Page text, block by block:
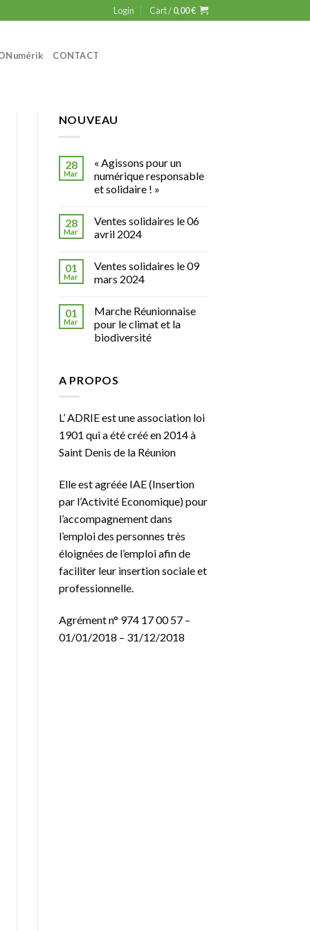
Login Cart /0,00€
umérik CONTACT
NOUVEAU
28
Mar
« Agissons pour un
numérique responsable
et solidaire ! »
28
Mar
Ventes solidaires le 06
avril 2024
01
Mar
Ventes solidaires le 09
mars 2024
01
Mar
Marche Réunionnaise
pour le climat et la
biodiversité
A PROPOS
L’ ADRIE est une association loi
1901 qui a été créé en 2014 à
Saint Denis de la Réunion
Elle est agréée IAE(Insertion
par l’Activité Economique) pour
l’accompagnement dans
l’emploi des personnes très
éloignées de l’emploi afin de
faciliter leur insertion sociale et
professionnelle.
Agrément n° 974 17 00 57 –
01/01/2018 – 31/12/2018